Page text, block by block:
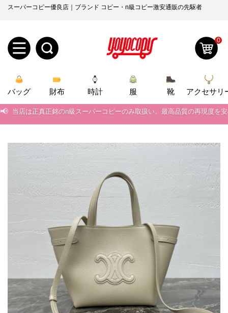
スーパーコピー優良店｜ブランド コピー・n級コピー激安通販の先駆者
規
ユ
録
ロ
グ
理
yoyocopys@gmail.com
2026人気特集
バッグ
財布
時計
ズボン
衣装セット
住まい用品
アクセサリー
ベルト
スカーフ
アイフォーンケ
小物
0
バッグ 財布 時計 服 靴
アクセサリ
当店は正真正銘のn級スーパーコピーのみ取扱い。最高品質の再現度を
2026春の新作続々更新中！期間中のご注文でお得な割引をご利用いただ
新作入荷！ルイ・ヴィトンスーパーコピー バッグ最新モデルが登場。